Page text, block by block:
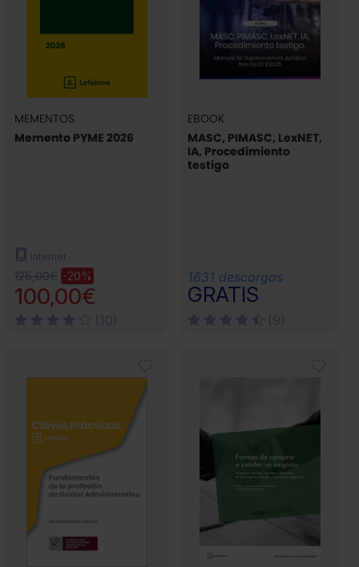
MEMENTOS
Memento PYME 2026
Internet
125,00€ -20%
100,00€
EBOOK
MASC, PIMASC, LexNET,
IA, Procedimiento
testigo
1631 descargas
GRATIS